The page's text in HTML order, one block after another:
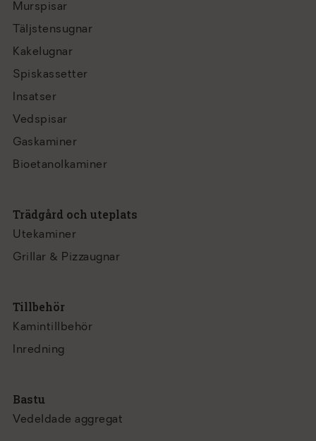
Murspisar
Täljstensugnar
Kakelugnar
Spiskassetter
Insatser
Vedspisar
Gaskaminer
Bioetanolkaminer
Trädgård och uteplats
Utekaminer
Grillar & Pizzaugnar
Tillbehör
Kamintillbehör
Inredning
Bastu
Vedeldade aggregat